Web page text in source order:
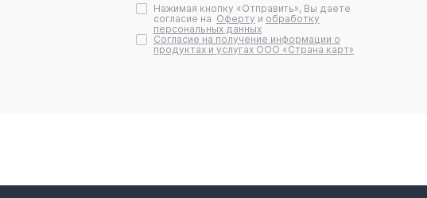
Нажимая кнопку «Отправить», Вы даете
согласие на Оферту и обработку
персональных данных
Согласие на получение информации о
продуктах и услугах ООО «Страна карт»